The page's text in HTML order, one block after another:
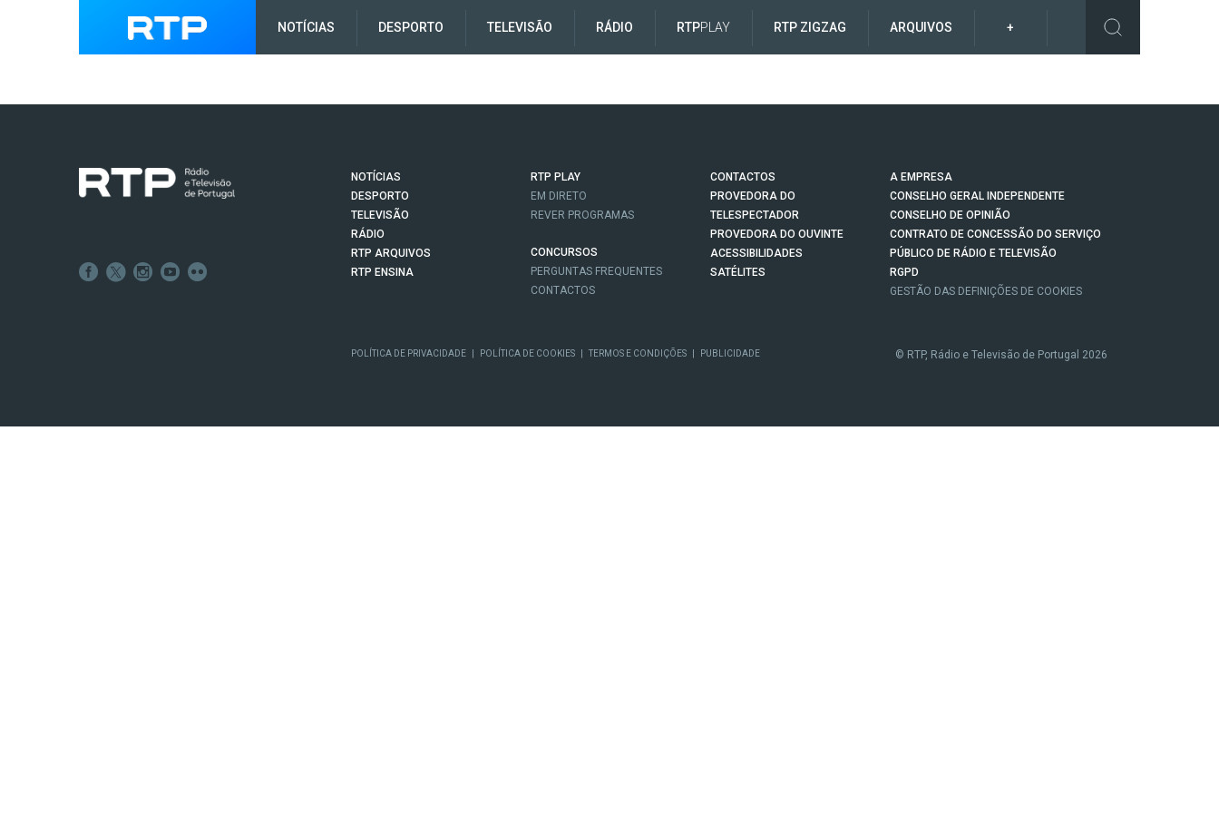
NOTÍCIAS DESPORTO TELEVISÃO RÁDIO RTPPLAY RTP ZIGZAG ARQUIVOS +
NOTÍCIAS
DESPORTO
TELEVISÃO
RÁDIO
RTP ARQUIVOS
RTP ENSINA
RTP PLAY
EM DIRETO
REVER PROGRAMAS
CONCURSOS
PERGUNTAS FREQUENTES
CONTACTOS
CONTACTOS
PROVEDORA DO
TELESPECTADOR
PROVEDORA DO OUVINTE
ACESSIBILIDADES
SATÉLITES
A EMPRESA
CONSELHO GERAL INDEPENDENTE
CONSELHO DE OPINIÃO
CONTRATO DE CONCESSÃO DO SERVIÇO
PÚBLICO DE RÁDIO E TELEVISÃO
RGPD
GESTÃO DAS DEFINIÇÕES DE COOKIES
POLÍTICA DE PRIVACIDADE POLÍTICA DE COOKIES TERMOS E CONDIÇÕES PUBLICIDADE © RTP, Rádio e Televisão de Portugal 2026